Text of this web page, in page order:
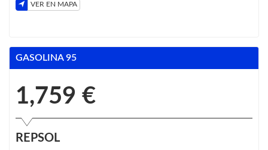
VER EN MAPA
GASOLINA 95
1,759 €
REPSOL